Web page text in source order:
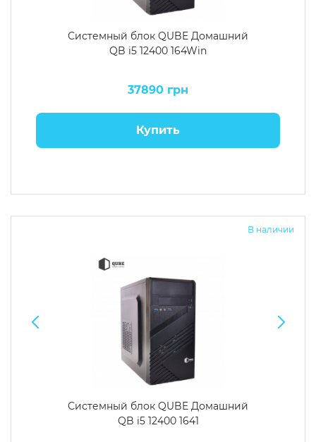
Системный блок QUBE Домашний
QB i5 12400 164Win
37890 грн
Купить
В наличии
Системный блок QUBE Домашний
QB i5 12400 1641